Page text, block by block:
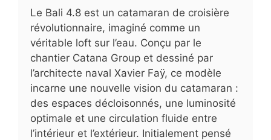
Le Bali 4.8 est un catamaran de croisière
révolutionnaire, imaginé comme un
véritable loft sur l’eau. Conçu par le
chantier Catana Group et dessiné par
l’architecte naval Xavier Faÿ, ce modèle
incarne une nouvelle vision du catamaran :
des espaces décloisonnés, une luminosité
optimale et une circulation fluide entre
l’intérieur et l’extérieur. Initialement pensé